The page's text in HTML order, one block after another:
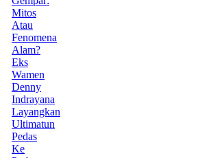
Mitos
Atau
Fenomena
Alam?
Eks
Wamen
Denny
Indrayana
Layangkan
Ultimatun
Pedas
Ke